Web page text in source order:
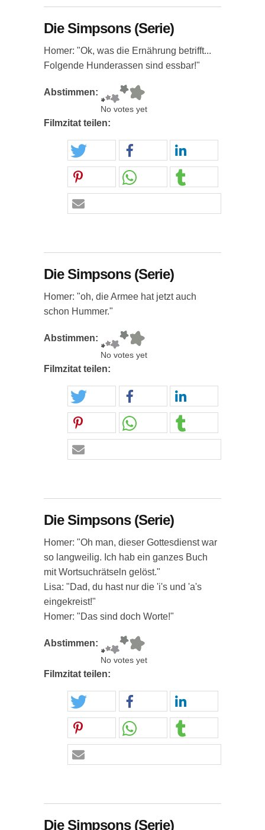
Die Simpsons (Serie)
Homer: "Ok, was die Ernährung betrifft...
Folgende Hunderassen sind essbar!"
Abstimmen:
No votes yet
Filmzitat teilen:
Die Simpsons (Serie)
Homer: "oh, die Armee hat jetzt auch
schon Hummer."
Abstimmen:
No votes yet
Filmzitat teilen:
Die Simpsons (Serie)
Homer: "Oh man, dieser Gottesdienst war
so langweilig. Ich hab ein ganzes Buch
mit Wortsuchrätseln gelöst."
Lisa: "Dad, du hast nur die 'i's und 'a's
eingekreist!"
Homer: "Das sind doch Worte!"
Abstimmen:
No votes yet
Filmzitat teilen:
Die Simpsons (Serie)